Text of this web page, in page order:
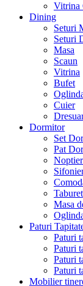
Vitrina
Dining
Seturi
Seturi
Masa
Scaun
Vitrina
Bufet
Cuier
Dormitor
Set
Pat
Taburet
Masa
Paturi
Paturi
Paturi
Paturi
Paturi
Mobilier